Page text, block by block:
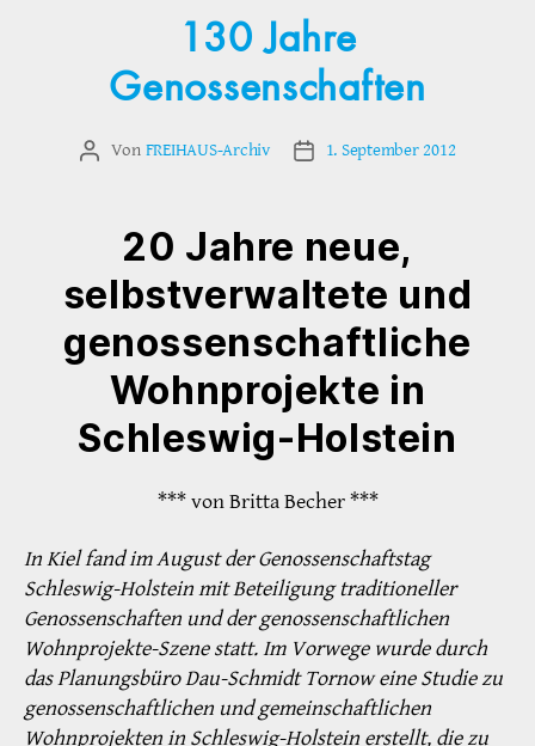
130 Jahre
Genossenschaften
Beitragsautor
Von FREIHAUS-Archiv Veröffentlichungsdatum
1. September 2012
20 Jahre neue,
selbstverwaltete und
genossenschaftliche
Wohnprojekte in
Schleswig-Holstein
*** von Britta Becher ***
In Kiel fand im August der Genossenschaftstag
Schleswig-Holstein mit Beteiligung traditioneller
Genossenschaften und der genossenschaftlichen
Wohnprojekte-Szene statt. Im Vorwege wurde durch
das Planungsbüro Dau-Schmidt Tornow eine Studie zu
genossenschaftlichen und gemeinschaftlichen
Wohnprojekten in Schleswig-Holstein erstellt, die zu